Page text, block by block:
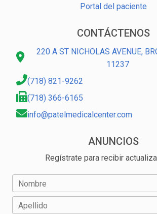
Portal del paciente
CONTÁCTENOS
220 A ST NICHOLAS AVENUE,
11237
(718) 821-9262
(718) 366-6165
info@patelmedicalcenter.com
ANUNCIOS
Regístrate para recibir
Nombre
Apellido